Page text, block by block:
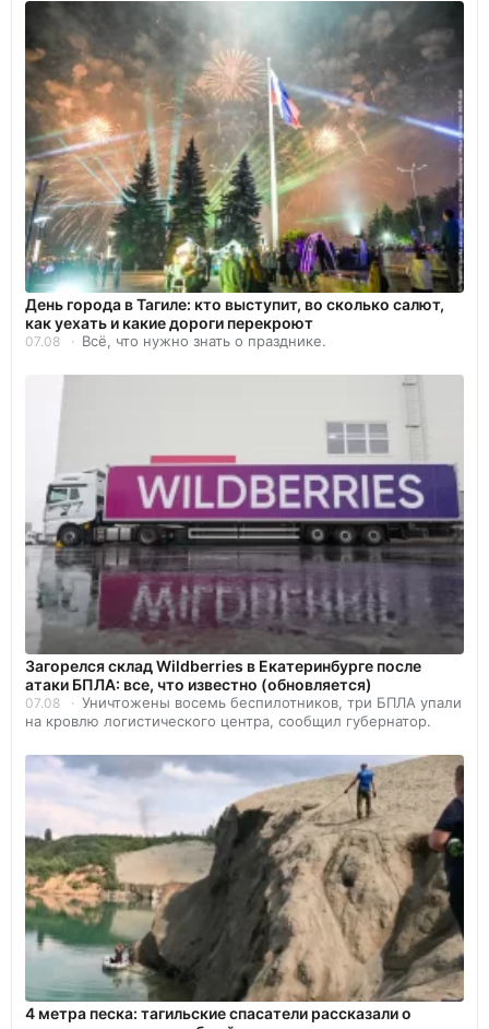
День города в Тагиле: кто выступит, во сколько салют,
как уехать и какие дороги перекроют
07.08 Всё, что нужно знать о празднике.
Загорелся склад Wildberries в Екатеринбурге после
атаки БПЛА: все, что известно (обновляется)
07.08
Уничтожены восемь беспилотников, три БПЛА упали
на кровлю логистического центра, сообщил губернатор.
4 метра песка: тагильские спасатели рассказали о